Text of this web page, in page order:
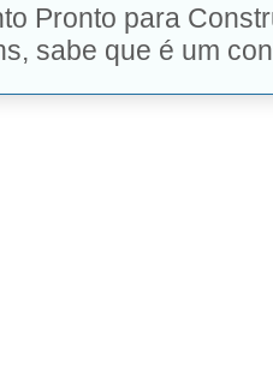
Pronto para
sabe que é um